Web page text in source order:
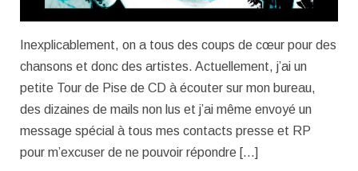
Inexplicablement, on a tous des coups de cœur pour des
chansons et donc des artistes. Actuellement, j’ai un
petite Tour de Pise de CD à écouter sur mon bureau,
des dizaines de mails non lus et j’ai même envoyé un
message spécial à tous mes contacts presse et RP
pour m’excuser de ne pouvoir répondre […]